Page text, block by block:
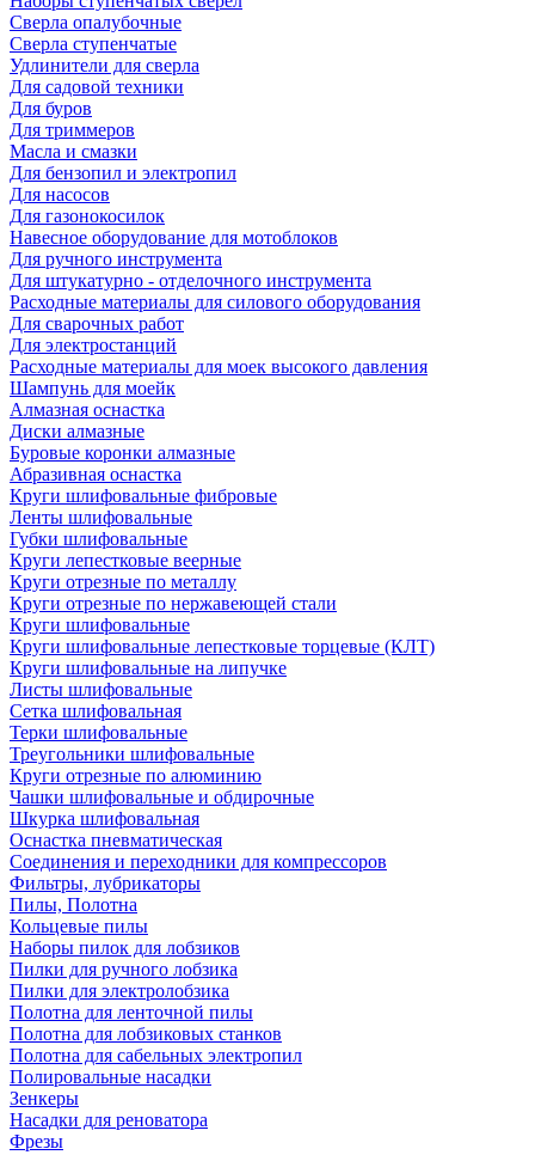
Сверла опалубочные
Сверла ступенчатые
Удлинители для сверла
Для садовой техники
Для буров
Для триммеров
Масла и смазки
Для бензопил и электропил
Для насосов
Для газонокосилок
Навесное оборудование для мотоблоков
Для ручного инструмента
Для штукатурно - отделочного инструмента
Расходные материалы для силового оборудования
Для сварочных работ
Для электростанций
Расходные материалы для моек высокого давления
Шампунь для моейк
Алмазная оснастка
Диски алмазные
Буровые коронки алмазные
Абразивная оснастка
Круги шлифовальные фибровые
Ленты шлифовальные
Губки шлифовальные
Круги лепестковые веерные
Круги отрезные по металлу
Круги отрезные по нержавеющей стали
Круги шлифовальные
Круги шлифовальные лепестковые торцевые (КЛТ)
Круги шлифовальные на липучке
Листы шлифовальные
Сетка шлифовальная
Терки шлифовальные
Треугольники шлифовальные
Круги отрезные по алюминию
Чашки шлифовальные и обдирочные
Шкурка шлифовальная
Оснастка пневматическая
Соединения и переходники для компрессоров
Фильтры, лубрикаторы
Пилы, Полотна
Кольцевые пилы
Наборы пилок для лобзиков
Пилки для ручного лобзика
Пилки для электролобзика
Полотна для ленточной пилы
Полотна для лобзиковых станков
Полотна для сабельных электропил
Полировальные насадки
Зенкеры
Насадки для реноватора
Фрезы